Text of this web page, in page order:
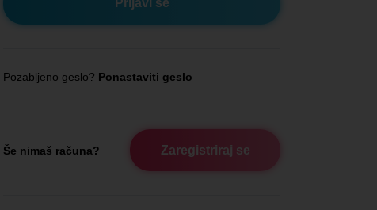
Pozabljeno geslo? Ponastaviti geslo
Še nimaš računa? Zaregistriraj se